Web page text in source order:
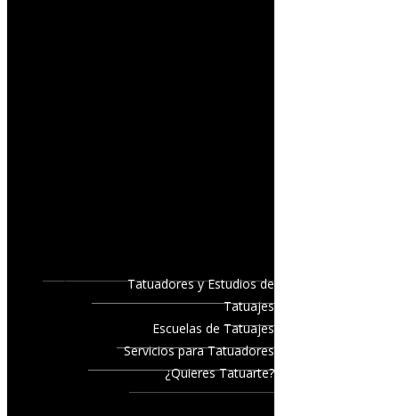
Tatuadores y Estudios de
Tatuajes
Escuelas de Tatuajes
Servicios para Tatuadores
¿Quieres Tatuarte?